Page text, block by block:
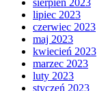
sierpień 2023
lipiec 2023
czerwiec 2023
maj 2023
kwiecień 2023
marzec 2023
luty 2023
styczeń 2023